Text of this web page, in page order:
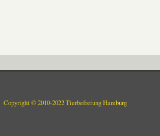
Copyright © 2010-2022 Tierbefreiung Hamburg